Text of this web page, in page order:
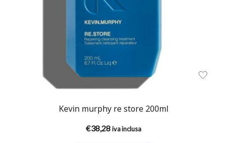
Kevin murphy re store 200ml
€38,28iva inclusa